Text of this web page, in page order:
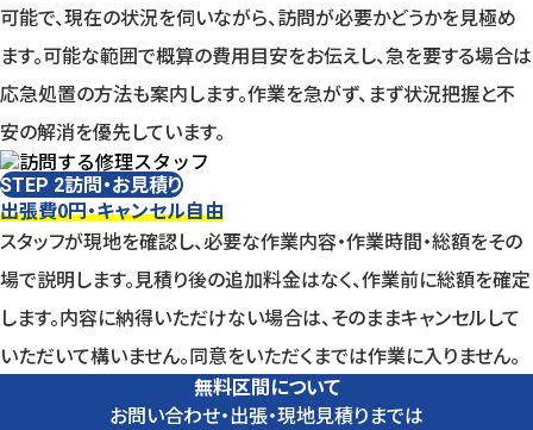
可能で、現在の状況を伺いながら、訪問が必要かどうかを見極め
ます。可能な範囲で概算の費用目安をお伝えし、急を要する場合は
応急処置の方法も案内します。作業を急がず、まず状況把握と不
安の解消を優先しています。
STEP 2訪問・お見積り
出張費0円・キャンセル自由
スタッフが現地を確認し、必要な作業内容・作業時間・総額をその
場で説明します。見積り後の追加料金はなく、作業前に総額を確定
します。内容に納得いただけない場合は、そのままキャンセルして
いただいて構いません。同意をいただくまでは作業に入りません。
無料区間について
お問い合わせ・出張・現地見積りまでは